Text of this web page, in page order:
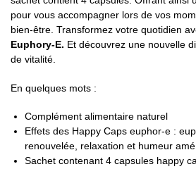
pour vous accompagner lors de vos
bien-être. Transformez votre quotidien
Euphory-E. Et découvrez une nouvelle
de vitalité.
En quelques mots :
Complément alimentaire naturel
Effets des Happy Caps euphor-e :
renouvelée, relaxation et humeur
Sachet contenant 4 capsules happy